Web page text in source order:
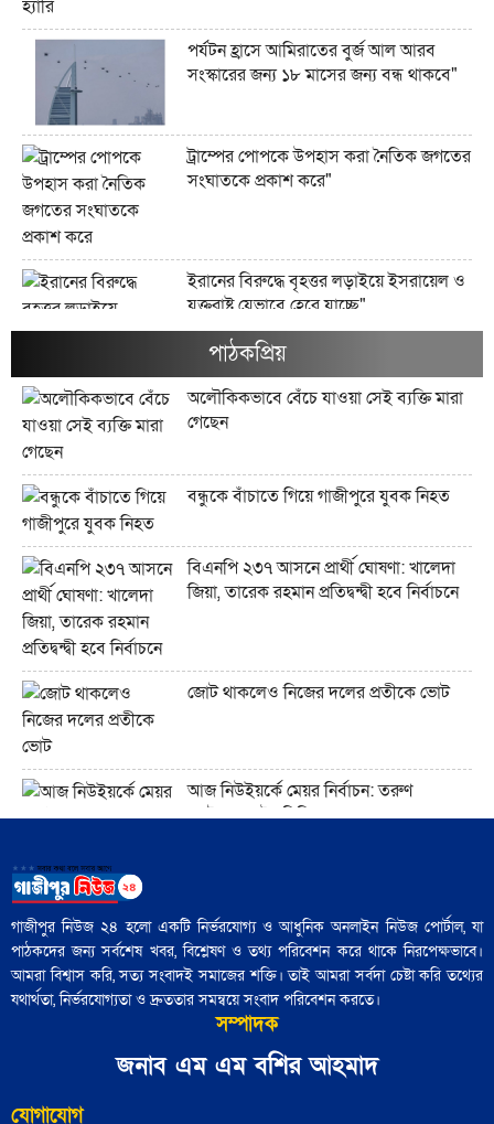
পর্যটন হ্রাসে আমিরাতের বুর্জ আল আরব
সংস্কারের জন্য ১৮ মাসের জন্য বন্ধ থাকবে"
ট্রাম্পের পোপকে উপহাস করা নৈতিক জগতের
সংঘাতকে প্রকাশ করে"
ইরানের বিরুদ্ধে বৃহত্তর লড়াইয়ে ইসরায়েল ও
যুক্তরাষ্ট্র যেভাবে হেরে যাচ্ছে"
ইরানের জব্দকৃত ১০০ বিলিয়ন ডলারের
সম্পদগুলো কী এবং সেগুলো কোথায় রাখা
মার্কিন তেল অবরোধ কি কিউবান চুরুটের
আগুন নিভিয়ে দিতে পারে?"
যে সংস্কৃতি লোকশিল্পকে উদযাপন করে,
সেখানে কেন লোকশিল্পীরা অদৃশ্য থেকে যান"
ট্রাম্প ইরানের সঙ্গে এমন এক যুদ্ধে ফিরছেন,
যেখানে কারও জন্যই সহজ বিজয়ের সুযোগ
নেই"
'বৃহত্তর ইসরায়েল' প্রকল্পের পথে ইরান একটি
পাঠকপ্রিয়
অলৌকিকভাবে বেঁচে যাওয়া সেই ব্যক্তি মারা
গেছেন
বন্ধুকে বাঁচাতে গিয়ে গাজীপুরে যুবক নিহত
বিএনপি ২৩৭ আসনে প্রার্থী ঘোষণা: খালেদা
জিয়া, তারেক রহমান প্রতিদ্বন্দ্বী হবে নির্বাচনে
জোট থাকলেও নিজের দলের প্রতীকে ভোট
আজ নিউইয়র্কে মেয়র নির্বাচন: তরুণ
ভোটারদের উপস্থিতি চোখে পড়ার মতো
৪৮ হাজার পুলিশ সদস্য নির্বাচনী প্রশিক্ষণ
সম্পন্ন: পুলিশ সদর দপ্তর
জামায়াতের চূড়ান্ত প্রার্থী তালিকা শিগগিরই
ঘোষণা করবেন শফিকুর রহমান
গাজীপুর নিউজ ২৪ হলো একটি নির্ভরযোগ্য ও আধুনিক অনলাইন নিউজ পোর্টাল, যা
পাঠকদের জন্য সর্বশেষ খবর, বিশ্লেষণ ও তথ্য পরিবেশন করে থাকে নিরপেক্ষভাবে।
আমরা বিশ্বাস করি, সত্য সংবাদই সমাজের শক্তি। তাই আমরা সর্বদা চেষ্টা করি তথ্যের
যথার্থতা, নির্ভরযোগ্যতা ও দ্রুততার সমন্বয়ে সংবাদ পরিবেশন করতে।
সম্পাদক
জনাব এম এম বশির আহমাদ
যোগাযোগ